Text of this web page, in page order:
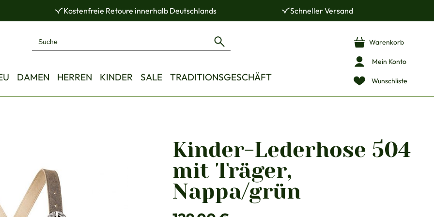
Kostenfreie Retoure innerhalb Deutschlands Schneller Versand
DAMEN HERREN KINDER SALE TRADITIONSGESCHÄFT Wunschliste
Mein Konto
Warenkorb
Kinder-Lederhose 504
mit Träger,
Nappa/grün
Regulärer Preis: